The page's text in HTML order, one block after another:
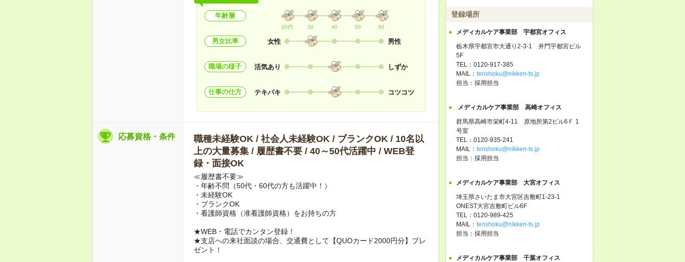
年齢層
20代 30 40 50 60
男女比率 女性 男性
職場の様子 活気あり しずか
仕事の仕方 テキパキ コツコツ
応募資格・条件
職種未経験OK / 社会人未経験OK / ブランクOK / 10名以
上の大量募集 / 履歴書不要 / 40～50代活躍中 / WEB登
録・面接OK
≪履歴書不要≫
・年齢不問（50代・60代の方も活躍中！）
・未経験OK
・ブランクOK
・看護師資格（准看護師資格）をお持ちの方
★WEB・電話でカンタン登録！
★支店への来社面談の場合、交通費として【QUOカード2000円分】プレ
ゼント！
登録場所
メディカルケア事業部 宇都宮オフィス
栃木県宇都宮市大通り2-3-1 井門宇都宮ビル
5F
TEL：0120-917-385
MAIL： tenshoku@nikken-ts.jp
担当：採用担当
メディカルケア事業部 高崎オフィス
群馬県高崎市栄町4-11 原地所第2ビル6Ｆ 1
号室
TEL：0120-935-241
MAIL： tenshoku@nikken-ts.jp
担当：採用担当
メディカルケア事業部 大宮オフィス
埼玉県さいたま市大宮区吉敷町1-23-1
ONEST大宮吉敷町ビル6F
TEL：0120-989-425
MAIL： tenshoku@nikken-ts.jp
担当：採用担当
メディカルケア事業部 千葉オフィス